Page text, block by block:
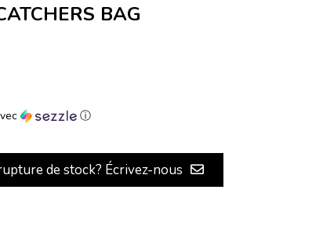
BAG
ⓘ
de stock? Écrivez-nous